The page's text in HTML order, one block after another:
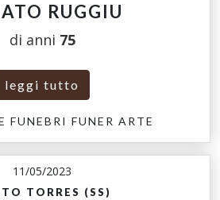
RUGGIU
di anni 75
leggi tutto
FUNEBRI FUNER ARTE
11/05/2023
TORRES (SS)